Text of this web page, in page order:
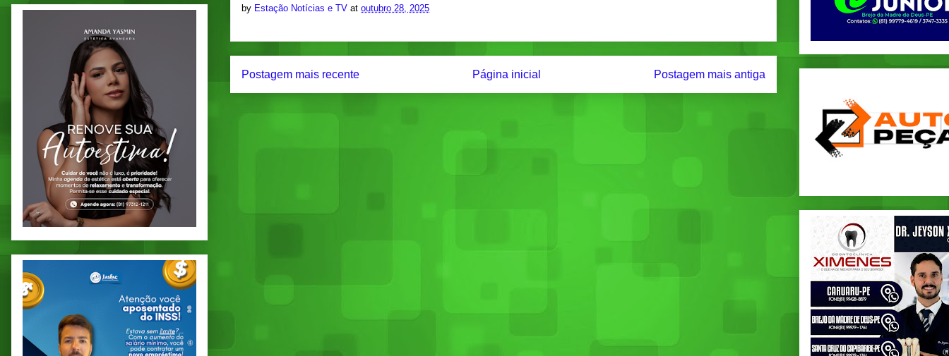
by Estação Notícias e TV at outubro 28, 2025
Postagem mais recente Postagem mais antiga
Página inicial